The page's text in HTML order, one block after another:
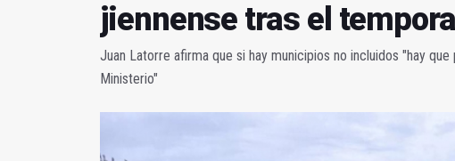
jiennense tras el
Juan Latorre afirma que si hay municipios no incluidos "hay
Ministerio"